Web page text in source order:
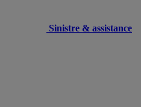
Sinistre & assistance